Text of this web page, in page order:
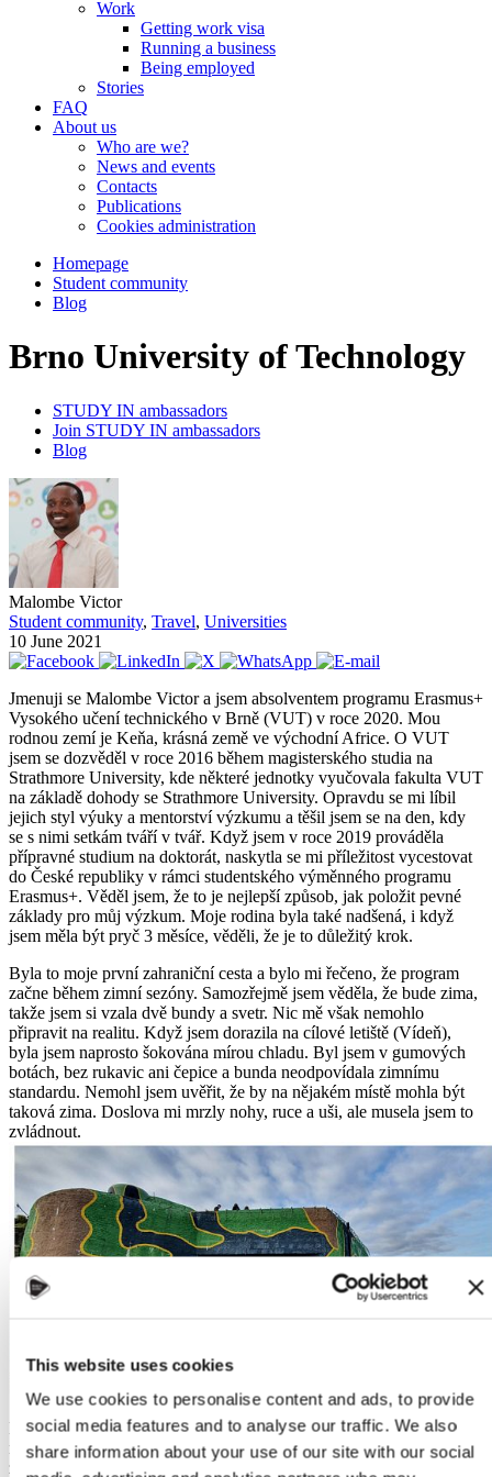
This website uses cookies
We use cookies to personalise content and ads, to provide
social media features and to analyse our traffic. We also
share information about your use of our site with our social
Work
Getting work visa
Running a business
Being employed
Stories
FAQ
About us
Who are we?
News and events
Contacts
Publications
Cookies administration
Homepage
Student community
Blog
Brno University of Technology
STUDY IN ambassadors
Join STUDY IN ambassadors
Blog
Malombe Victor
Student community, Travel, Universities
10 June 2021
Jmenuji se Malombe Victor a jsem absolventem programu Erasmus+
Vysokého učení technického v Brně (VUT) v roce 2020. Mou
rodnou zemí je Keňa, krásná země ve východní Africe. O VUT
jsem se dozvěděl v roce 2016 během magisterského studia na
Strathmore University, kde některé jednotky vyučovala fakulta VUT
na základě dohody se Strathmore University. Opravdu se mi líbil
jejich styl výuky a mentorství výzkumu a těšil jsem se na den, kdy
se s nimi setkám tváří v tvář. Když jsem v roce 2019 prováděla
přípravné studium na doktorát, naskytla se mi příležitost vycestovat
do České republiky v rámci studentského výměnného programu
Erasmus+. Věděl jsem, že to je nejlepší způsob, jak položit pevné
základy pro můj výzkum. Moje rodina byla také nadšená, i když
jsem měla být pryč 3 měsíce, věděli, že je to důležitý krok.
Byla to moje první zahraniční cesta a bylo mi řečeno, že program
začne během zimní sezóny. Samozřejmě jsem věděla, že bude zima,
takže jsem si vzala dvě bundy a svetr. Nic mě však nemohlo
připravit na realitu. Když jsem dorazila na cílové letiště (Vídeň),
byla jsem naprosto šokována mírou chladu. Byl jsem v gumových
botách, bez rukavic ani čepice a bunda neodpovídala zimnímu
standardu. Nemohl jsem uvěřit, že by na nějakém místě mohla být
taková zima. Doslova mi mrzly nohy, ruce a uši, ale musela jsem to
zvládnout.
Můj parťák z Erasmu+ (Jozef), který na mě čekal na autobusovém
nádraží v Brně, mi během prvního týdne hodně pomohl se konečně
zabydlet. Erasmus Student Network VUT Brno - ESN VUT Brno